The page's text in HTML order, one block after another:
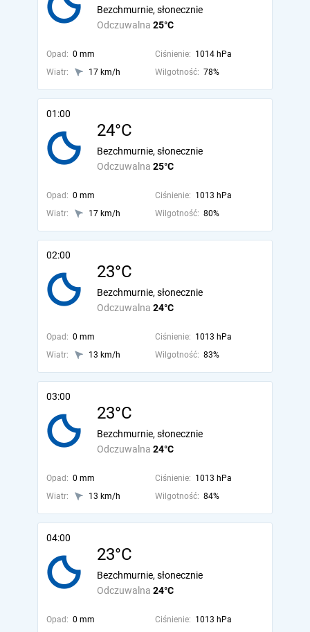
Odczuwalna 25°C
Bezchmurnie, słonecznie
Opad: 0 mm Ciśnienie: 1014 hPa
Wiatr:
17 km/h Wilgotność: 78%
01:00
24°C
Odczuwalna 25°C
Bezchmurnie, słonecznie
Opad: 0 mm Ciśnienie: 1013 hPa
Wiatr:
17 km/h Wilgotność: 80%
02:00
23°C
Odczuwalna 24°C
Bezchmurnie, słonecznie
Opad: 0 mm Ciśnienie: 1013 hPa
Wiatr:
13 km/h Wilgotność: 83%
03:00
23°C
Odczuwalna 24°C
Bezchmurnie, słonecznie
Opad: 0 mm Ciśnienie: 1013 hPa
Wiatr:
13 km/h Wilgotność: 84%
04:00
23°C
Odczuwalna 24°C
Bezchmurnie, słonecznie
Opad: 0 mm Ciśnienie: 1013 hPa